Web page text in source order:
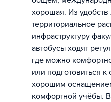
хорошая. Из удобств
территориальное
инфраструктуру
автобусы ходят
где можно
или подготовиться
хорошим
комфортной учёбы.